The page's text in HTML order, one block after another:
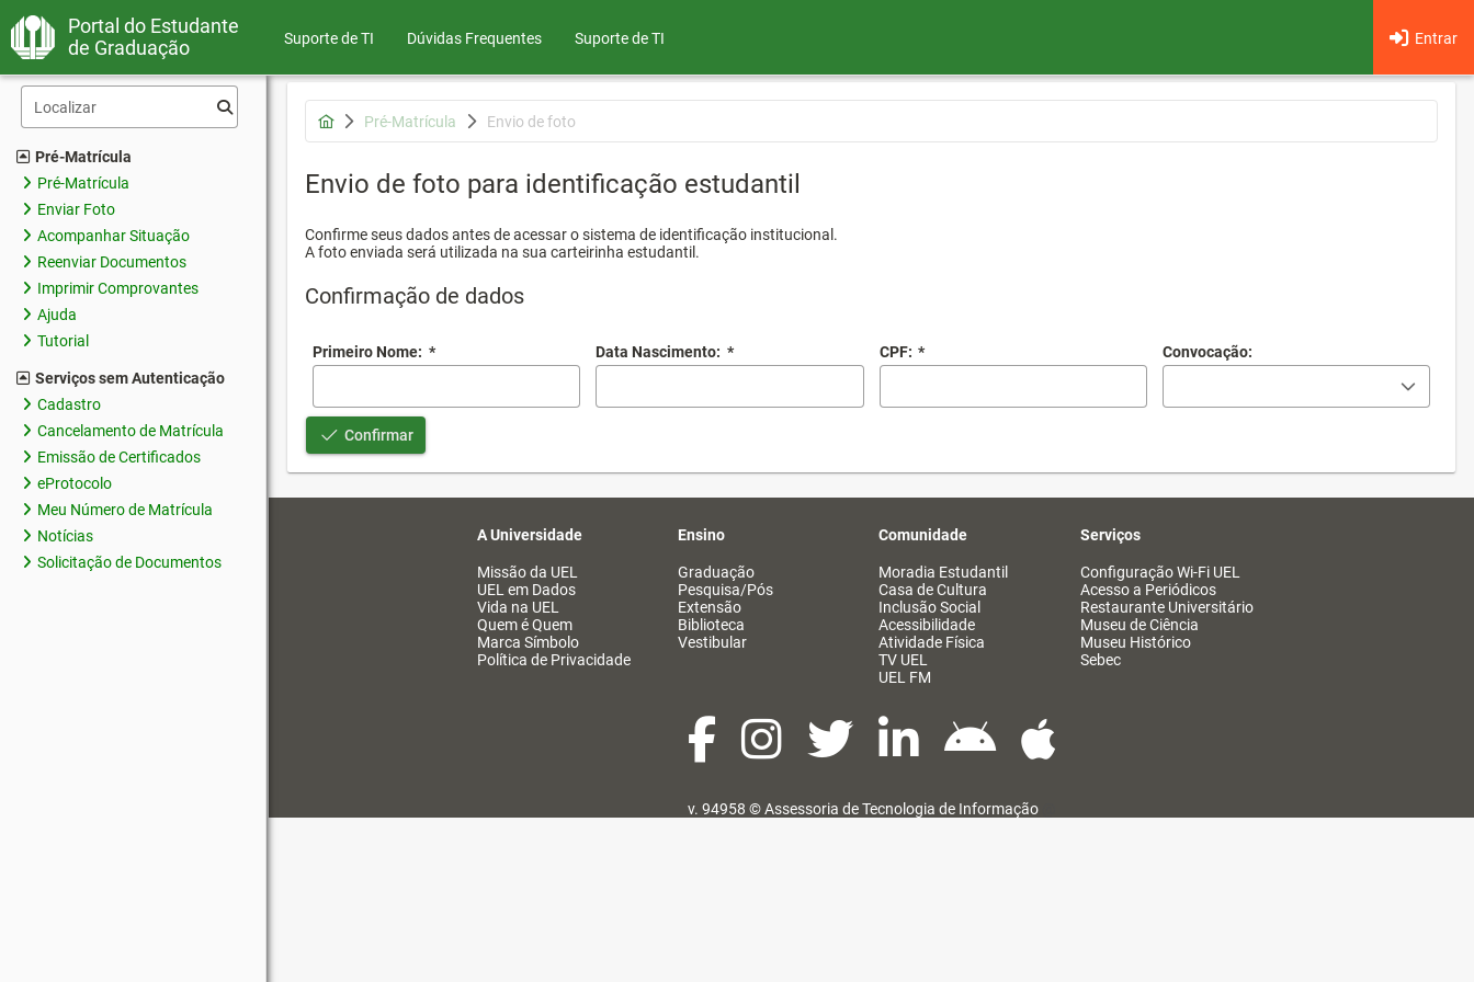
Portal do Estudante
de Graduação
Suporte de TI Dúvidas Frequentes Entrar
Suporte de TI
Pré-Matrícula
Pré-Matrícula
Enviar Foto
Acompanhar Situação
Reenviar Documentos
Imprimir Comprovantes
Ajuda
Tutorial
Serviços sem Autenticação
Cadastro
Cancelamento de Matrícula
Emissão de Certificados
eProtocolo
Meu Número de Matrícula
Notícias
Solicitação de Documentos
Pré-Matrícula Envio de foto
Envio de foto para identificação estudantil
Confirme seus dados antes de acessar o sistema de identificação institucional.
A foto enviada será utilizada na sua carteirinha estudantil.
Confirmação de dados
Primeiro Nome: * Data Nascimento: * CPF: * Convocação:
Confirmar
A Universidade
Missão da UEL
UEL em Dados
Vida na UEL
Quem é Quem
Marca Símbolo
Política de Privacidade
Ensino
Graduação
Pesquisa/Pós
Extensão
Biblioteca
Vestibular
Comunidade
Moradia Estudantil
Casa de Cultura
Inclusão Social
Acessibilidade
Atividade Física
TV UEL
UEL FM
Serviços
Configuração Wi-Fi UEL
Acesso a Periódicos
Restaurante Universitário
Museu de Ciência
Museu Histórico
Sebec
v. 94958 ©Assessoria de Tecnologia de Informação